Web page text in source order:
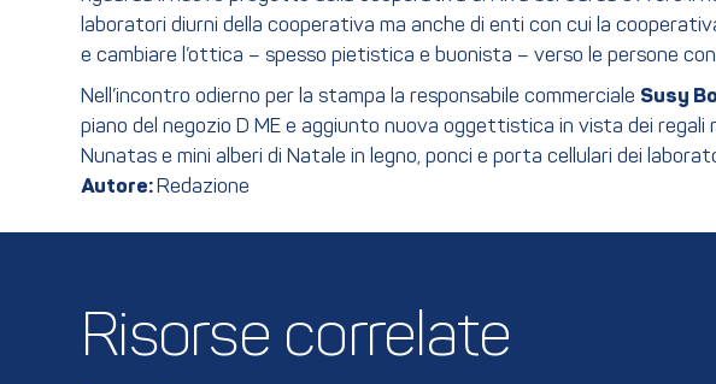
laboratori diurni della cooperativa ma anche di enti con cui la
e cambiare l’ottica – spesso pietistica e buonista – verso le persone
Nell’incontro odierno per la stampa la responsabile commerciale Susy
piano del negozio D ME e aggiunto nuova oggettistica in vista dei
Nunatas e mini alberi di Natale in legno, ponci e porta cellulari dei
Autore: Redazione
Risorse correlate